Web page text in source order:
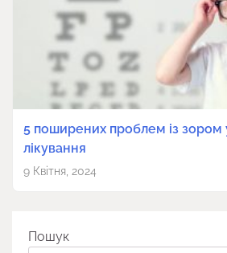
5 поширених проблем із зором
лікування
9 Квітня, 2024
Пошук